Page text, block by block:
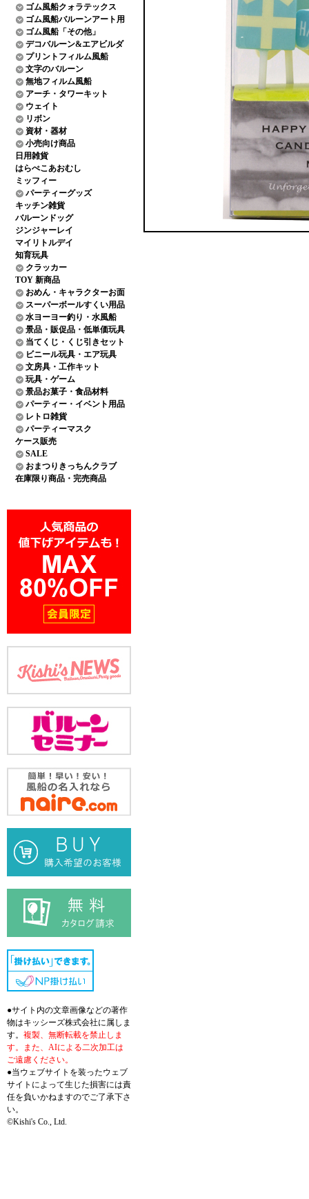
ゴム風船クォラテックス
ゴム風船バルーンアート用
ゴム風船「その他」
デコバルーン&エアビルダ
プリントフィルム風船
文字のバルーン
無地フィルム風船
アーチ・タワーキット
ウェイト
リボン
資材・器材
小売向け商品
日用雑貨
はらぺこあおむし
ミッフィー
パーティーグッズ
キッチン雑貨
バルーンドッグ
ジンジャーレイ
マイリトルデイ
知育玩具
クラッカー
TOY 新商品
おめん・キャラクターお面
スーパーボールすくい用品
水ヨーヨー釣り・水風船
景品・販促品・低単価玩具
当てくじ・くじ引きセット
ビニール玩具・エア玩具
文房具・工作キット
玩具・ゲーム
景品お菓子・食品材料
パーティー・イベント用品
レトロ雑貨
パーティーマスク
ケース販売
SALE
おまつりきっちんクラブ
在庫限り商品・完売商品
●サイト内の文章画像などの著作
物はキッシーズ株式会社に属しま
す。 複製、無断転載を禁止しま
す。また、AIによる二次加工は
ご遠慮ください。
●当ウェブサイトを装ったウェブ
サイトによって生じた損害には責
任を負いかねますのでご了承下さ
い。
©Kishi's Co., Ltd.